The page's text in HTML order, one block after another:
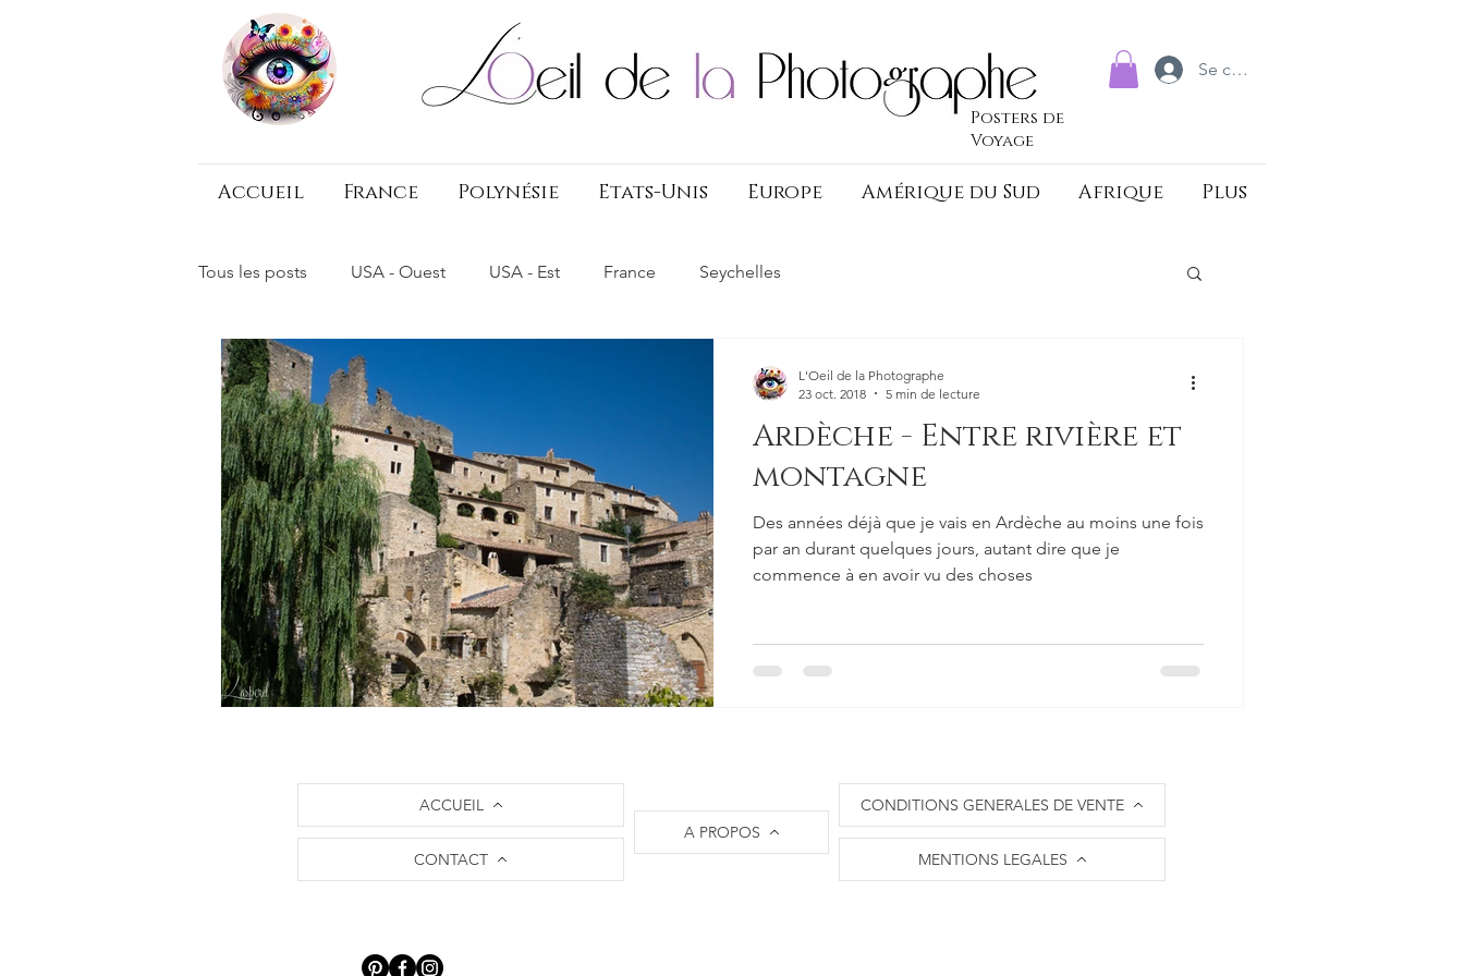
Posters de
Voyage
Se connecter
Accueil France Polynésie Etats-Unis Europe Amérique du Sud Afrique Plus
Tous les posts USA - Ouest USA - Est France Seychelles
Ardèche - Entre rivière et
montagne
Des années déjà que je vais en Ardèche au moins une fois
par an durant quelques jours, autant dire que je
commence à en avoir vu des choses
L'Oeil de la Photographe
23 oct. 2018
5 min de lecture
ACCUEIL
CONTACT
A PROPOS
CONDITIONS GENERALES DE VENTE
MENTIONS LEGALES